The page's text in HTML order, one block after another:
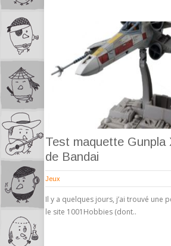
Test maquette Gunpla
de Bandai
Jeux
Il y a quelques jours, j’ai trouvé une
le site 1001Hobbies (dont..